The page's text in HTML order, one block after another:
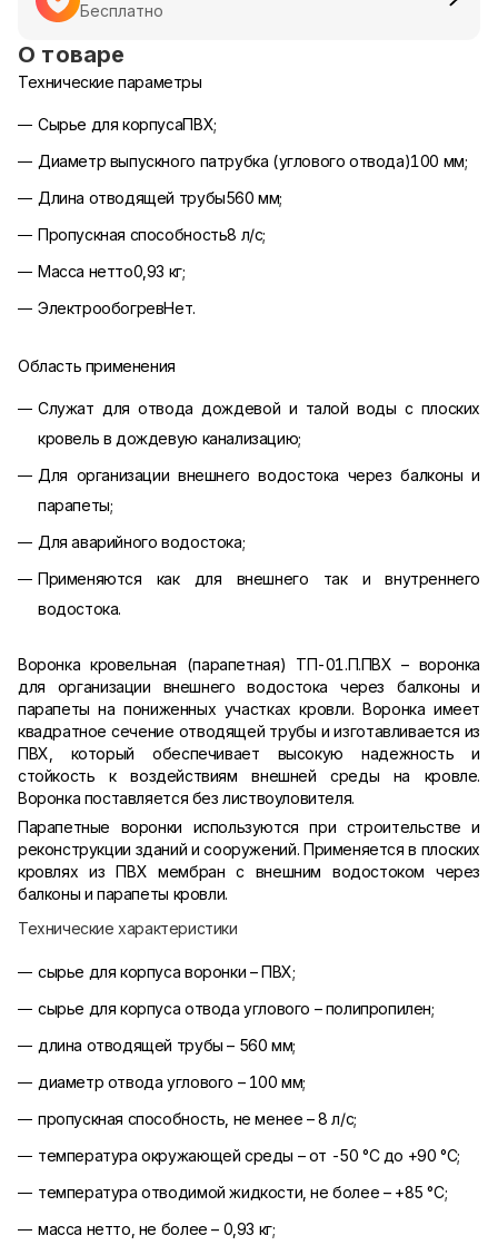
Бесплатно
О товаре
Технические параметры
Сырье для корпусаПВХ;
Диаметр выпускного патрубка (углового отвода)100 мм;
Длина отводящей трубы560 мм;
Пропускная способность8 л/с;
Масса нетто0,93 кг;
ЭлектрообогревНет.
Область применения
Служат для отвода дождевой и талой воды с плоских
кровель в дождевую канализацию;
Для организации внешнего водостока через балконы и
парапеты;
Для аварийного водостока;
Применяются как для внешнего так и внутреннего
водостока.
Воронка кровельная (парапетная) ТП-01.П.ПВХ – воронка
для организации внешнего водостока через балконы и
парапеты на пониженных участках кровли. Воронка имеет
квадратное сечение отводящей трубы и изготавливается из
ПВХ, который обеспечивает высокую надежность и
стойкость к воздействиям внешней среды на кровле.
Воронка поставляется без листвоуловителя.
Парапетные воронки используются при строительстве и
реконструкции зданий и сооружений. Применяется в плоских
кровлях из ПВХ мембран с внешним водостоком через
балконы и парапеты кровли.
Технические характеристики
сырье для корпуса воронки – ПВХ;
сырье для корпуса отвода углового – полипропилен;
длина отводящей трубы – 560 мм;
диаметр отвода углового – 100 мм;
пропускная способность, не менее – 8 л/с;
температура окружающей среды – от -50 °С до +90 °С;
температура отводимой жидкости, не более – +85 °С;
масса нетто, не более – 0,93 кг;